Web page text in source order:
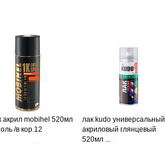
акрил mobihel 520мл
/в кор.12
лак kudo универсальный
акриловый глянцевый
520мл ...